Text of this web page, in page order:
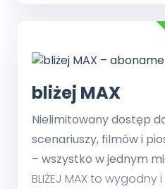
bliżej MAX
Nielimitowany dostęp
scenariuszy, filmów i
– wszystko w jednym
BLIŻEJ MAX to wygodny i